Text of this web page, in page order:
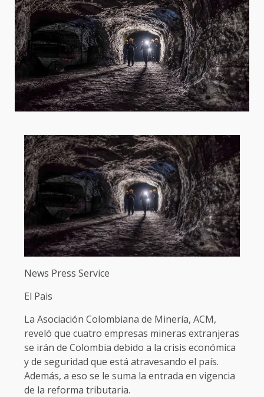
News Press Service
El Pais
La Asociación Colombiana de Minería, ACM,
reveló que cuatro empresas mineras extranjeras
se irán de Colombia debido a la crisis económica
y de seguridad que está atravesando el país.
Además, a eso se le suma la entrada en vigencia
de la reforma tributaria.